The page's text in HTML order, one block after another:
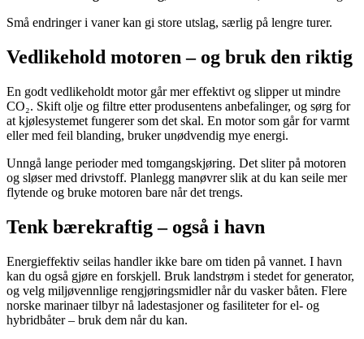
Små endringer i vaner kan gi store utslag, særlig på lengre turer.
Vedlikehold motoren – og bruk den riktig
En godt vedlikeholdt motor går mer effektivt og slipper ut mindre
CO₂. Skift olje og filtre etter produsentens anbefalinger, og sørg for
at kjølesystemet fungerer som det skal. En motor som går for varmt
eller med feil blanding, bruker unødvendig mye energi.
Unngå lange perioder med tomgangskjøring. Det sliter på motoren
og sløser med drivstoff. Planlegg manøvrer slik at du kan seile mer
flytende og bruke motoren bare når det trengs.
Tenk bærekraftig – også i havn
Energieffektiv seilas handler ikke bare om tiden på vannet. I havn
kan du også gjøre en forskjell. Bruk landstrøm i stedet for generator,
og velg miljøvennlige rengjøringsmidler når du vasker båten. Flere
norske marinaer tilbyr nå ladestasjoner og fasiliteter for el- og
hybridbåter – bruk dem når du kan.